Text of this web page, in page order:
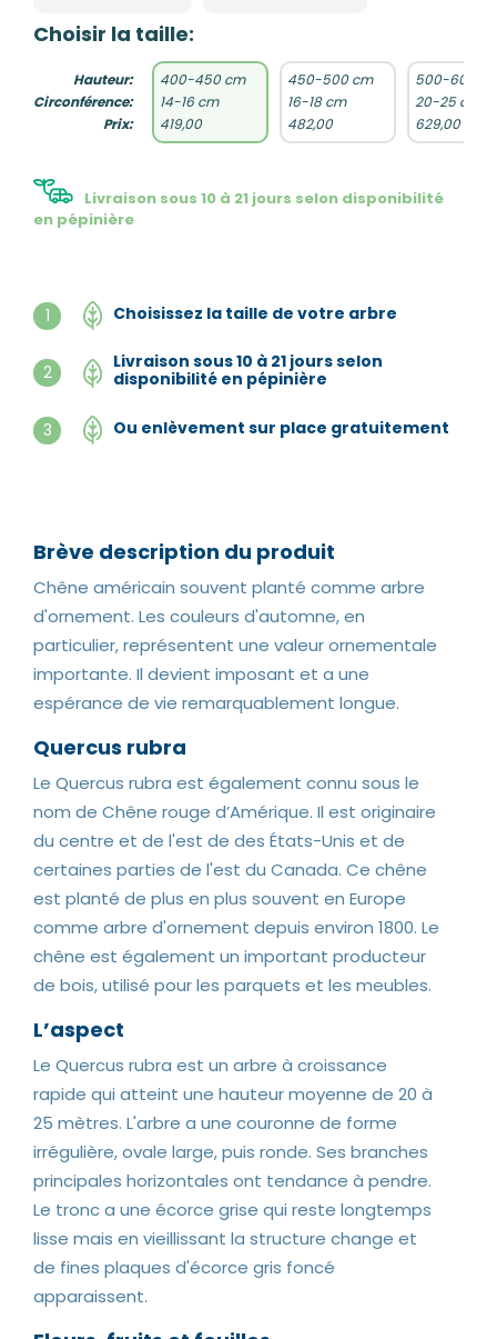
Choisir la taille:
Hauteur:
Circonférence:
Prix:
400-450 cm
14-16 cm
419,00
450-500 cm
16-18 cm
482,00
500-600
20-25 cm
629,00
Livraison sous 10 à 21 jours selon disponibilité
en pépinière
1 Choisissez la taille de votre arbre
2
Livraison sous 10 à 21 jours selon
disponibilité en pépinière
3 Ou enlèvement sur place gratuitement
Brève description du produit
Chêne américain souvent planté comme arbre
d'ornement. Les couleurs d'automne, en
particulier, représentent une valeur ornementale
importante. Il devient imposant et a une
espérance de vie remarquablement longue.
Quercus rubra
Le Quercus rubra est également connu sous le
nom de Chêne rouge d’Amérique. Il est originaire
du centre et de l'est de des États-Unis et de
certaines parties de l'est du Canada. Ce chêne
est planté de plus en plus souvent en Europe
comme arbre d'ornement depuis environ 1800. Le
chêne est également un important producteur
de bois, utilisé pour les parquets et les meubles.
L’aspect
Le Quercus rubra est un arbre à croissance
rapide qui atteint une hauteur moyenne de 20 à
25 mètres. L'arbre a une couronne de forme
irrégulière, ovale large, puis ronde. Ses branches
principales horizontales ont tendance à pendre.
Le tronc a une écorce grise qui reste longtemps
lisse mais en vieillissant la structure change et
de fines plaques d'écorce gris foncé
apparaissent.